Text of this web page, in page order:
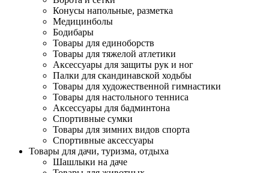
Конусы напольные, разметка
Медицинболы
Бодибары
Товары для единоборств
Товары для тяжелой атлетики
Аксессуары для защиты рук и ног
Палки для скандинавской ходьбы
Товары для художественной гимнастики
Товары для настольного тенниса
Аксессуары для бадминтона
Спортивные сумки
Товары для зимних видов спорта
Спортивные аксессуары
Товары для дачи, туризма, отдыха
Шашлыки на даче